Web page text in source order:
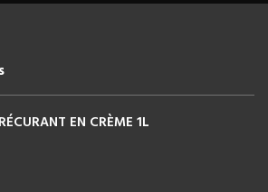
EN CRÈME 1L